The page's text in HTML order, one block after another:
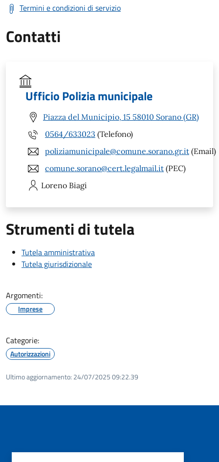
Termini e condizioni di servizio
Contatti
Ufficio Polizia municipale
Piazza del Municipio, 15 58010 Sorano (GR)
0564/633023 (Telefono)
poliziamunicipale@comune.sorano.gr.it (Email)
comune.sorano@cert.legalmail.it (PEC)
Loreno Biagi
Strumenti di tutela
Tutela amministrativa
Tutela giurisdizionale
Argomenti:
Imprese
Categorie:
Autorizzazioni
Ultimo aggiornamento: 24/07/2025 09:22.39